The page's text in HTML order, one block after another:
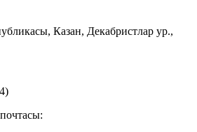
Казан, Декабристлар ур.,